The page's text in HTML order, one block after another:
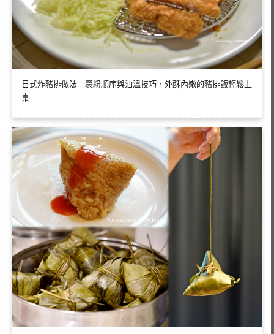
日式炸豬排做法｜裹粉順序與油溫技巧，外酥內嫩的豬排飯輕鬆上
桌